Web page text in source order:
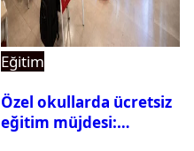
Eğitim
Özel okullarda ücretsiz
eğitim müjdesi: